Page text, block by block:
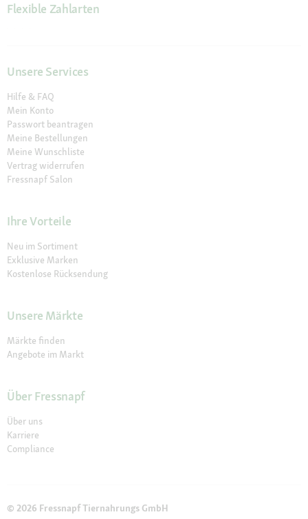
Flexible Zahlarten
Unsere Services
Hilfe & FAQ
Mein Konto
Passwort beantragen
Meine Bestellungen
Meine Wunschliste
Vertrag widerrufen
Fressnapf Salon
Ihre Vorteile
Neu im Sortiment
Exklusive Marken
Kostenlose Rücksendung
Unsere Märkte
Märkte finden
Angebote im Markt
Über Fressnapf
Über uns
Karriere
Compliance
© 2026 Fressnapf Tiernahrungs GmbH